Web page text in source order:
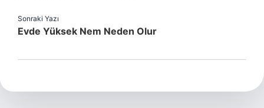
Sonraki Yazı
Evde Yüksek Nem Neden Olur